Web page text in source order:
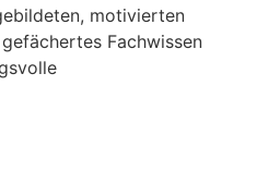
motivierten
Fachwissen